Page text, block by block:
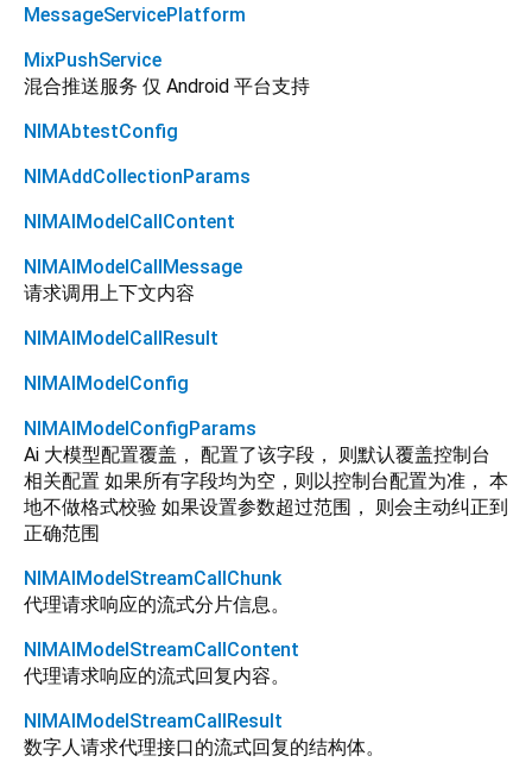
MessageServicePlatform
MixPushService
混合推送服务 仅 Android 平台支持
NIMAbtestConfig
NIMAddCollectionParams
NIMAIModelCallContent
NIMAIModelCallMessage
请求调用上下文内容
NIMAIModelCallResult
NIMAIModelConfig
NIMAIModelConfigParams
Ai 大模型配置覆盖， 配置了该字段， 则默认覆盖控制台
相关配置 如果所有字段均为空，则以控制台配置为准， 本
地不做格式校验 如果设置参数超过范围， 则会主动纠正到
正确范围
NIMAIModelStreamCallChunk
代理请求响应的流式分片信息。
NIMAIModelStreamCallContent
代理请求响应的流式回复内容。
NIMAIModelStreamCallResult
数字人请求代理接口的流式回复的结构体。